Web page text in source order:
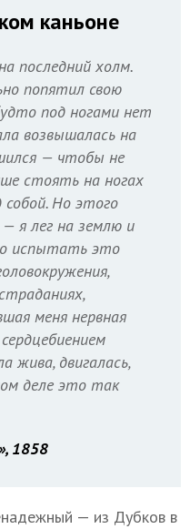
каньоне
последний холм.
попятил свою
под ногами нет
возвышалась на
— чтобы не
стоять на ногах
Но этого
я лег на землю и
испытать это
меня нервная
жива, двигалась,
деле это так
1858
— из Дубков в